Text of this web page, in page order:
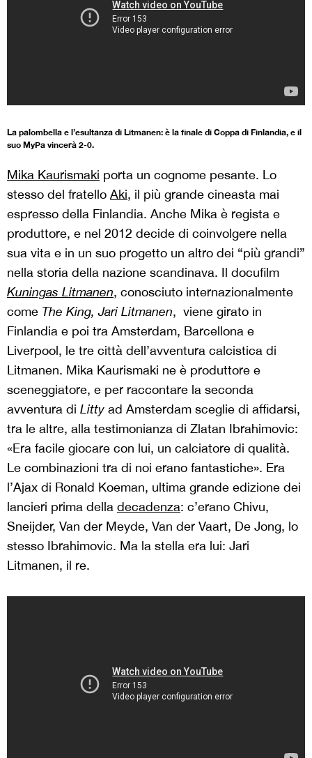
La palombella e l’esultanza di Litmanen: è la finale di Coppa di Finlandia, e il
suo MyPa vincerà 2-0.
Mika Kaurismaki porta un cognome pesante. Lo
stesso del fratello Aki, il più grande cineasta mai
espresso della Finlandia. Anche Mika è regista e
produttore, e nel 2012 decide di coinvolgere nella
sua vita e in un suo progetto un altro dei “più grandi”
nella storia della nazione scandinava. Il docufilm
Kuningas Litmanen, conosciuto internazionalmente
come The King, Jari Litmanen, viene girato in
Finlandia e poi tra Amsterdam, Barcellona e
Liverpool, le tre città dell’avventura calcistica di
Litmanen. Mika Kaurismaki ne è produttore e
sceneggiatore, e per raccontare la seconda
avventura di Litty ad Amsterdam sceglie di affidarsi,
tra le altre, alla testimonianza di Zlatan Ibrahimovic:
«Era facile giocare con lui, un calciatore di qualità.
Le combinazioni tra di noi erano fantastiche». Era
l’Ajax di Ronald Koeman, ultima grande edizione dei
lancieri prima della decadenza: c’erano Chivu,
Sneijder, Van der Meyde, Van der Vaart, De Jong, lo
stesso Ibrahimovic. Ma la stella era lui: Jari
Litmanen, il re.